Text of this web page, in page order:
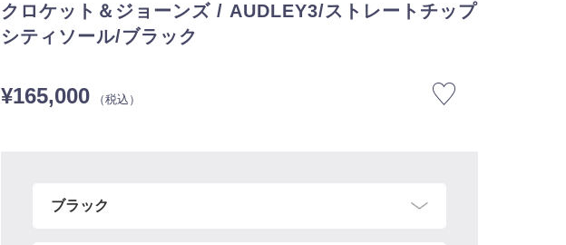
クロケット＆ジョーンズ / AUDLEY3/ストレートチップ
シティソール/ブラック
¥165,000 （税込）